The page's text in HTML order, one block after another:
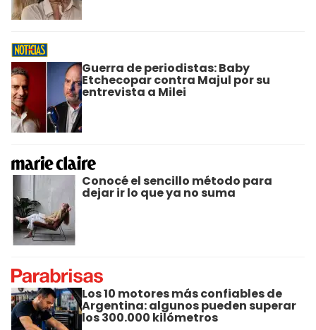
Guerra de periodistas: Baby
Etchecopar contra Majul por su
entrevista a Milei
Conocé el sencillo método para
dejar ir lo que ya no suma
Los 10 motores más confiables de
Argentina: algunos pueden superar
los 300.000 kilómetros